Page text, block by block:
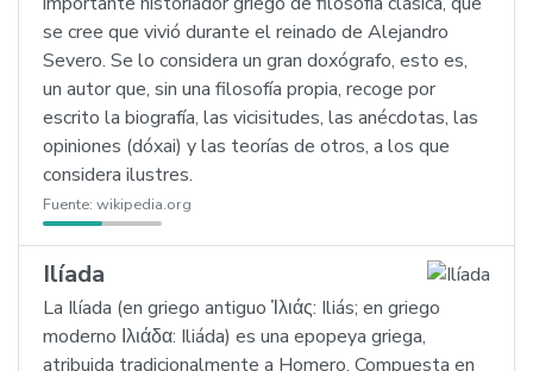
se cree que vivió durante el reinado de Alejandro
Severo. Se lo considera un gran doxógrafo, esto es,
un autor que, sin una filosofía propia, recoge por
escrito la biografía, las vicisitudes, las anécdotas, las
opiniones (dóxai) y las teorías de otros, a los que
considera ilustres.
Fuente: wikipedia.org
Ilíada
La Ilíada (en griego antiguo Ἰλιάς: Iliás; en griego
moderno Ιλιάδα: Iliáda) es una epopeya griega,
atribuida tradicionalmente a Homero. Compuesta en